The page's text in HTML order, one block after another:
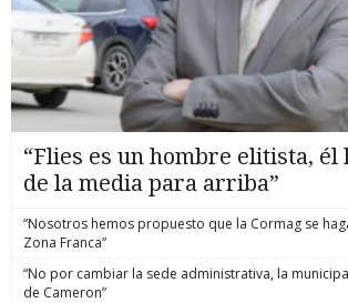
“Flies es un hombre elitista, él
de la media para arriba”
“Nosotros hemos propuesto que la Cormag se
Zona Franca”
“No por cambiar la sede administrativa, la
de Cameron”